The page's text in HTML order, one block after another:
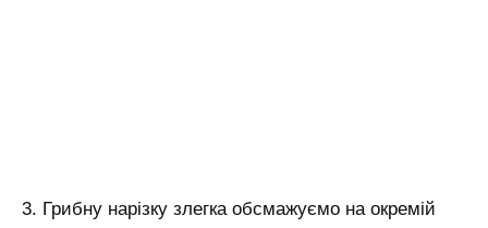
3. Грибну нарізку злегка обсмажуємо на окремій